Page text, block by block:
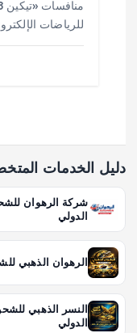
للرياضات الإلكترونية 2026 عن
دليل الخدمات
شركة الرهوان
الدولي
الرهوان الذهبي
النسر الذهبي
الدولي